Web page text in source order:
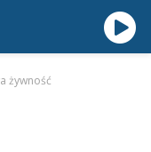
żywność